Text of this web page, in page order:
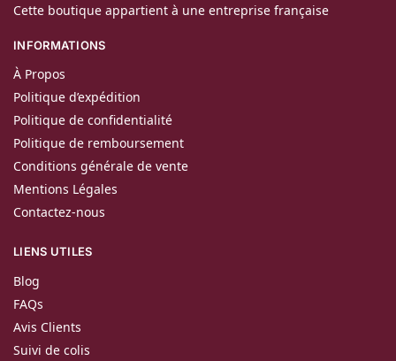
Cette boutique appartient à une entreprise française
INFORMATIONS
À Propos
Politique d’expédition
Politique de confidentialité
Politique de remboursement
Conditions générale de vente
Mentions Légales
Contactez-nous
LIENS UTILES
Blog
FAQs
Avis Clients
Suivi de colis